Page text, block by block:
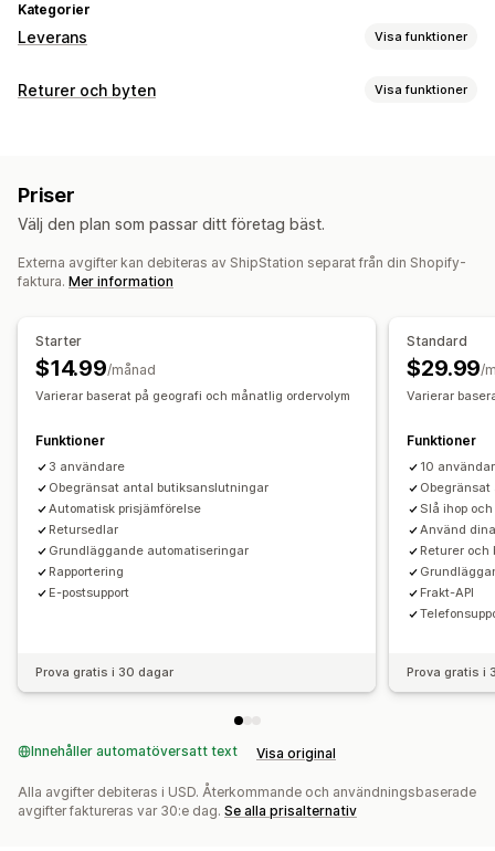
Kategorier
Leverans Visa funktioner
Etiketter och förpackningsmaterial
Fraktregler
Flera språk
Val av budfirma Fraktkostnader
Leveranshantering
Orderuppdateringar
Returer och byten Visa funktioner
Exchanges
Automatiska godkännanden
Returportal
Priser
Välj den plan som passar ditt företag bäst.
Externa avgifter kan debiteras av ShipStation separat från din Shopify-
faktura. Mer information
Starter
$14.99/månad
Varierar baserat på geografi och månatlig ordervolym
Funktioner
3 användare
Obegränsat antal butiksanslutningar
Automatisk prisjämförelse
Retursedlar
Grundläggande automatiseringar
Rapportering
E-postsupport
Prova gratis i 30 dagar
Standard
$29.99/
Varierar
Funktioner
10
Slå ihop
Använd
Returer och
Frakt-API
Prova gratis i
Innehåller automatöversatt text Visa original
Alla avgifter debiteras i USD. Återkommande och användningsbaserade
avgifter faktureras var 30:e dag. Se alla prisalternativ